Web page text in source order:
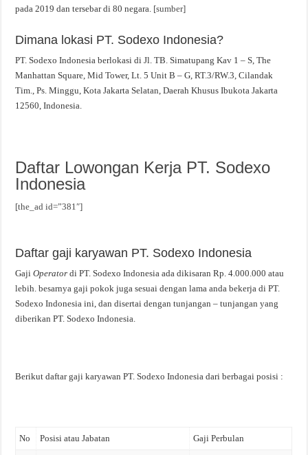
pada 2019 dan tersebar di 80 negara. [sumber]
Dimana lokasi PT. Sodexo Indonesia?
PT. Sodexo Indonesia berlokasi di Jl. TB. Simatupang Kav 1 – S, The
Manhattan Square, Mid Tower, Lt. 5 Unit B – G, RT.3/RW.3, Cilandak
Tim., Ps. Minggu, Kota Jakarta Selatan, Daerah Khusus Ibukota Jakarta
12560, Indonesia.
Daftar Lowongan Kerja PT. Sodexo
Indonesia
[the_ad id=”381″]
Daftar gaji karyawan PT. Sodexo Indonesia
GajiOperatordi PT. Sodexo Indonesia ada dikisaran Rp. 4.000.000 atau
lebih. besarnya gaji pokok juga sesuai dengan lama anda bekerja di PT.
Sodexo Indonesia ini, dan disertai dengan tunjangan – tunjangan yang
diberikan PT. Sodexo Indonesia.
Berikut daftar gaji karyawan PT. Sodexo Indonesia dari berbagai posisi :
No Posisi atau Jabatan Gaji Perbulan